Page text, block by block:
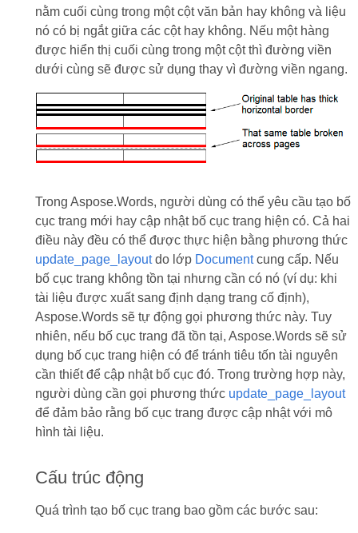
nằm cuối cùng trong một cột văn bản hay không và liệu
nó có bị ngắt giữa các cột hay không. Nếu một hàng
được hiển thị cuối cùng trong một cột thì đường viền
dưới cùng sẽ được sử dụng thay vì đường viền ngang.
Trong Aspose.Words, người dùng có thể yêu cầu tạo bố
cục trang mới hay cập nhật bố cục trang hiện có. Cả hai
điều này đều có thể được thực hiện bằng phương thức
update_page_layoutdo lớp Documentcung cấp. Nếu
bố cục trang không tồn tại nhưng cần có nó (ví dụ: khi
tài liệu được xuất sang định dạng trang cố định),
Aspose.Words sẽ tự động gọi phương thức này. Tuy
nhiên, nếu bố cục trang đã tồn tại, Aspose.Words sẽ sử
dụng bố cục trang hiện có để tránh tiêu tốn tài nguyên
cần thiết để cập nhật bố cục đó. Trong trường hợp này,
người dùng cần gọi phương thức update_page_layout
để đảm bảo rằng bố cục trang được cập nhật với mô
hình tài liệu.
Cấu trúc động
Quá trình tạo bố cục trang bao gồm các bước sau: